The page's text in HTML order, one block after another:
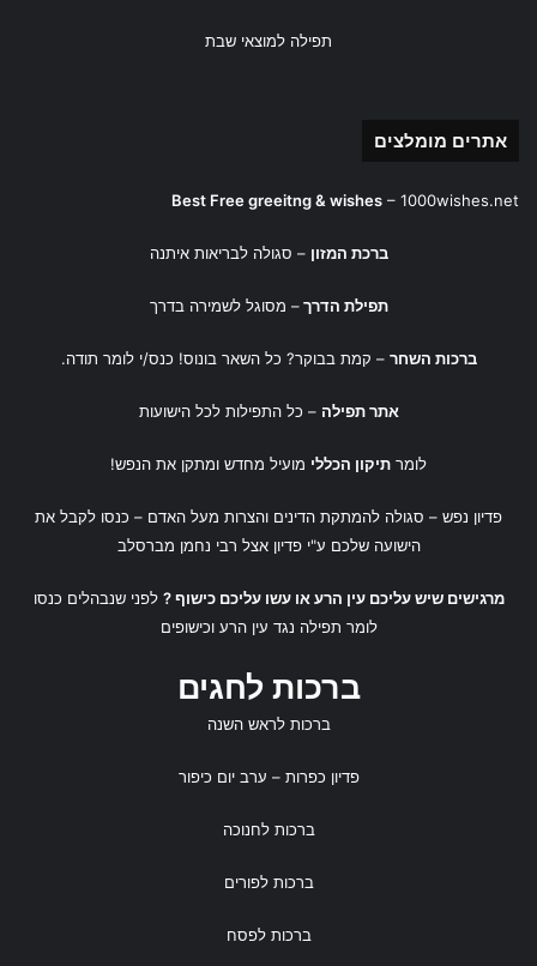
תפילה למוצאי שבת
אתרים מומלצים
Best Free greeitng & wishes – 1000wishes.net
ברכת המזון – סגולה לבריאות איתנה
תפילת הדרך – מסוגל לשמירה בדרך
ברכות השחר – קמת בבוקר? כל השאר בונוס! כנס/י לומר תודה.
אתר תפילה – כל התפילות לכל הישועות
לומר תיקון הכללי מועיל מחדש ומתקן את הנפש!
פדיון נפש – סגולה להמתקת הדינים והצרות מעל האדם – כנסו לקבל את
הישועה שלכם ע"יפדיון אצל רבי נחמן מברסלב
מרגישים שיש עליכם עין הרע או עשו עליכם כישוף ? לפני שנבהלים כנסו
לומר תפילה נגד עין הרע וכישופים
ברכות לחגים
ברכות לראש השנה
פדיון כפרות – ערב יום כיפור
ברכות לחנוכה
ברכות לפורים
ברכות לפסח